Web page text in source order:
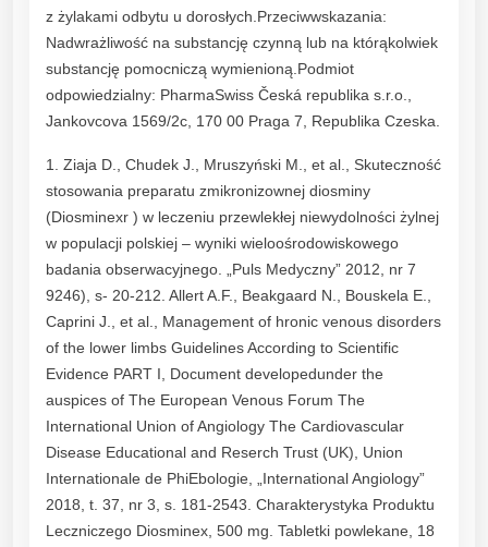
z żylakami odbytu u dorosłych.Przeciwwskazania:
Nadwrażliwość na substancję czynną lub na którąkolwiek
substancję pomocniczą wymienioną.Podmiot
odpowiedzialny: PharmaSwiss Česká republika s.r.o.,
Jankovcova 1569/2c, 170 00 Praga 7, Republika Czeska.
1. Ziaja D., Chudek J., Mruszyński M., et al., Skuteczność
stosowania preparatu zmikronizownej diosminy
(Diosminexr ) w leczeniu przewlekłej niewydolności żylnej
w populacji polskiej – wyniki wieloośrodowiskowego
badania obserwacyjnego. „Puls Medyczny” 2012, nr 7
9246), s- 20-212. Allert A.F., Beakgaard N., Bouskela E.,
Caprini J., et al., Management of hronic venous disorders
of the lower limbs Guidelines According to Scientific
Evidence PART I, Document developedunder the
auspices of The European Venous Forum The
International Union of Angiology The Cardiovascular
Disease Educational and Reserch Trust (UK), Union
Internationale de PhiEbologie, „International Angiology”
2018, t. 37, nr 3, s. 181-2543. Charakterystyka Produktu
Leczniczego Diosminex, 500 mg. Tabletki powlekane, 18